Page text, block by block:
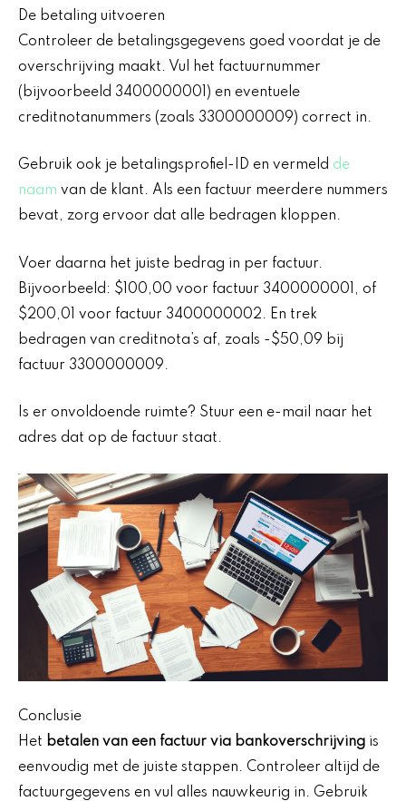
De betaling uitvoeren
Controleer de betalingsgegevens goed voordat je de
overschrijving maakt. Vul het factuurnummer
(bijvoorbeeld 3400000001) en eventuele
creditnotanummers (zoals 3300000009) correct in.
Gebruik ook je betalingsprofiel-ID en vermeld de
naam van de klant. Als een factuur meerdere nummers
bevat, zorg ervoor dat alle bedragen kloppen.
Voer daarna het juiste bedrag in per factuur.
Bijvoorbeeld: $100,00 voor factuur 3400000001, of
$200,01 voor factuur 3400000002. En trek
bedragen van creditnota’s af, zoals -$50,09 bij
factuur 3300000009.
Is er onvoldoende ruimte? Stuur een e-mail naar het
adres dat op de factuur staat.
Conclusie
Het betalen van een factuur via bankoverschrijving is
eenvoudig met de juiste stappen. Controleer altijd de
factuurgegevens en vul alles nauwkeurig in. Gebruik